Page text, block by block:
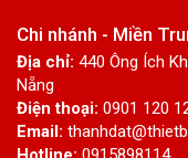
Chi nhánh - Miền
Địa chỉ: 440 Ông Ích
Nẵng
Điện thoại: 0901 120
Email: